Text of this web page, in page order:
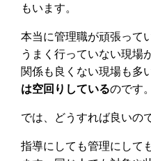
もいます。
本当に管理職が頑張って
うまく行っていない現場
関係も良くない現場も多
は空回りしているのです。
では、どうすれば良いの
指導にしても管理にして